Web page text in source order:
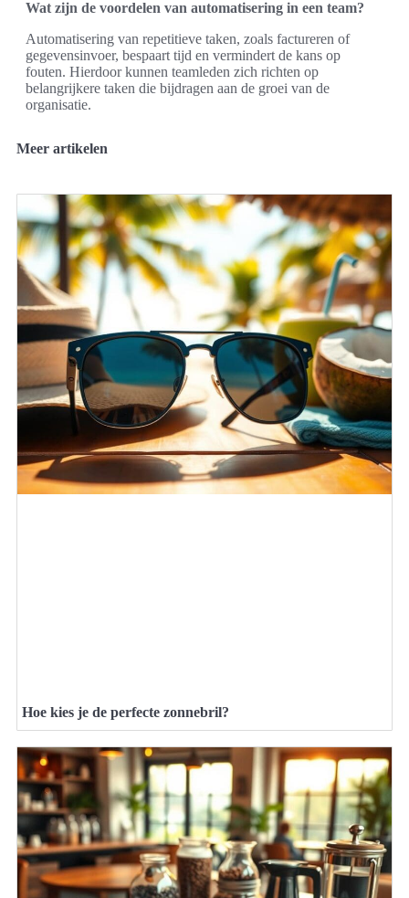
Wat zijn de voordelen van automatisering in een team?
Automatisering van repetitieve taken, zoals factureren of
gegevensinvoer, bespaart tijd en vermindert de kans op
fouten. Hierdoor kunnen teamleden zich richten op
belangrijkere taken die bijdragen aan de groei van de
organisatie.
Meer artikelen
Hoe kies je de perfecte zonnebril?